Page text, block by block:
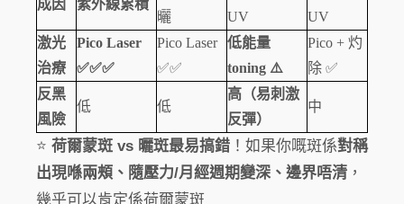
成因
紫外線累積
曬
UV
UV
激光
治療
Pico Laser
✅✅✅
Pico Laser
✅✅
低能量
toning ⚠️
Pico + 灼
除 ✅
反黑
風險
低 低
高（易刺激
反彈）
中
⭐ 荷爾蒙斑 vs 曬斑最易搞錯 ！如果你嘅斑係對稱
出現喺兩頰、隨壓力/月經週期變深、邊界唔清 ，
幾乎可以肯定係荷爾蒙斑